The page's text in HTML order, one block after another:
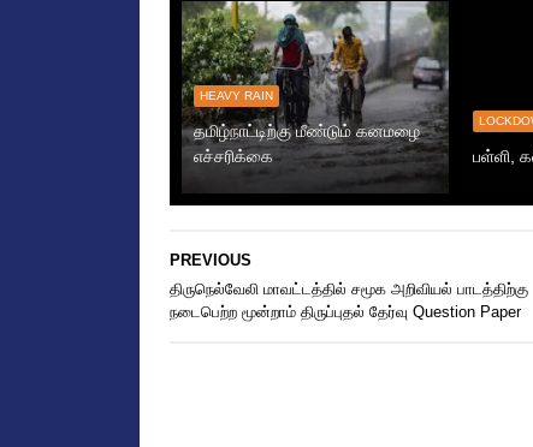
HEAVY RAIN
தமிழ்நாட்டிற்கு மீண்டும் கனமழை
எச்சரிக்கை
பள்ளி,
PREVIOUS
திருநெல்வேலி மாவட்டத்தில் சமூக அறிவியல் பாடத்திற்கு
நடைபெற்ற மூன்றாம் திருப்புதல் தேர்வு Question Paper